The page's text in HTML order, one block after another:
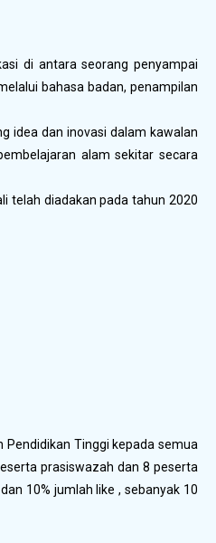
di antara seorang penyampai
bahasa badan, penampilan
idea dan inovasi dalam kawalan
alam sekitar secara
telah diadakan pada tahun 2020
Tinggi kepada semua
prasiswazah dan 8 peserta
10% jumlah like , sebanyak 10